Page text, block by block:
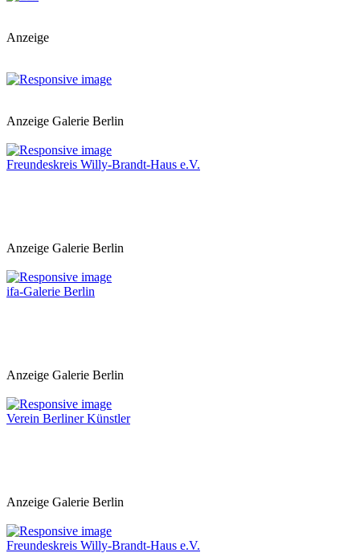
Anzeige
Anzeige Galerie Berlin
Freundeskreis Willy-Brandt-Haus e.V.
Anzeige Galerie Berlin
ifa-Galerie Berlin
Anzeige Galerie Berlin
Verein Berliner Künstler
Anzeige Galerie Berlin
Freundeskreis Willy-Brandt-Haus e.V.